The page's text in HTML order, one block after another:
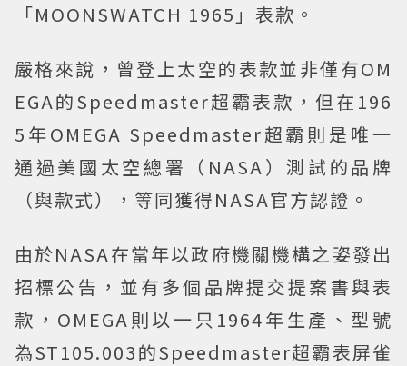
「MOONSWATCH 1965」表款。
嚴格來說，曾登上太空的表款並非僅有OM
EGA的Speedmaster超霸表款，但在196
5年OMEGA Speedmaster超霸則是唯一
通過美國太空總署（NASA）測試的品牌
（與款式），等同獲得NASA官方認證。
由於NASA在當年以政府機關機構之姿發出
招標公告，並有多個品牌提交提案書與表
款，OMEGA則以一只1964年生產、型號
為ST105.003的Speedmaster超霸表屏雀